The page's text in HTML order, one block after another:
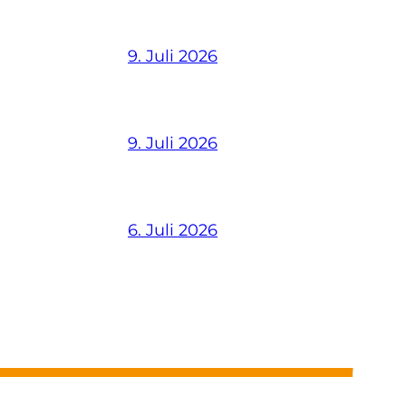
9. Juli 2026
9. Juli 2026
6. Juli 2026